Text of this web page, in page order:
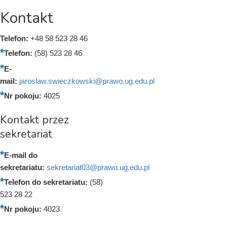
Kontakt
Telefon: +48 58 523 28 46
Telefon: (58) 523 28 46
E-
mail: jaroslaw.swieczkowski@prawo.ug.edu.pl
Nr pokoju: 4025
Kontakt przez
sekretariat
E-mail do
sekretariatu: sekretariat03@prawo.ug.edu.pl
Telefon do sekretariatu: (58)
523 28 22
Nr pokoju: 4023